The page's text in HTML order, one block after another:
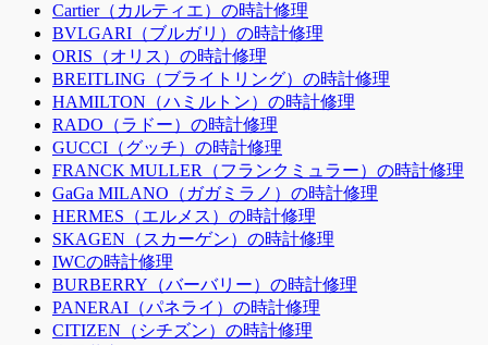
Cartier（カルティエ）の時計修理
BVLGARI（ブルガリ）の時計修理
ORIS（オリス）の時計修理
BREITLING（ブライトリング）の時計修理
HAMILTON（ハミルトン）の時計修理
RADO（ラドー）の時計修理
GUCCI（グッチ）の時計修理
FRANCK MULLER（フランクミュラー）の時計修理
GaGa MILANO（ガガミラノ）の時計修理
HERMES（エルメス）の時計修理
SKAGEN（スカーゲン）の時計修理
IWCの時計修理
BURBERRY（バーバリー）の時計修理
PANERAI（パネライ）の時計修理
CITIZEN（シチズン）の時計修理